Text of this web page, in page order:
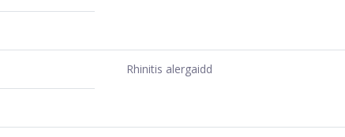
Rhinitis alergaidd